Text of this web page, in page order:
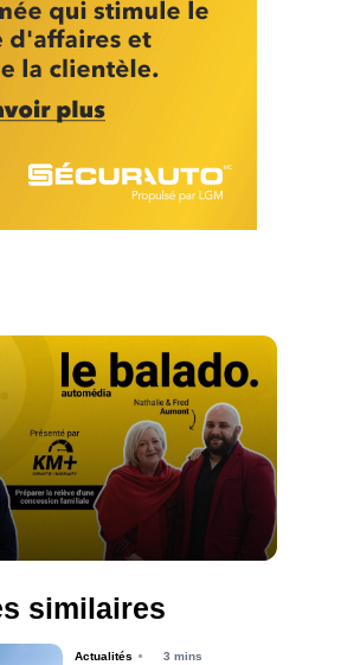
similaires
Actualités 3 mins